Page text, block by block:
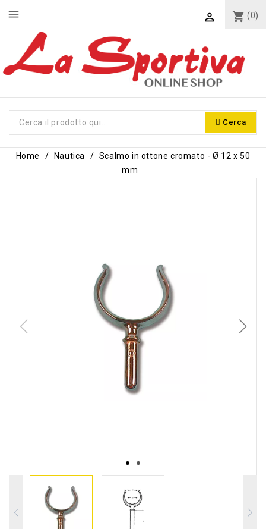
shopping_cart (0)

Cerca
menu
Home Nautica
Scalmo in ottone cromato - Ø 12 x 50
mm